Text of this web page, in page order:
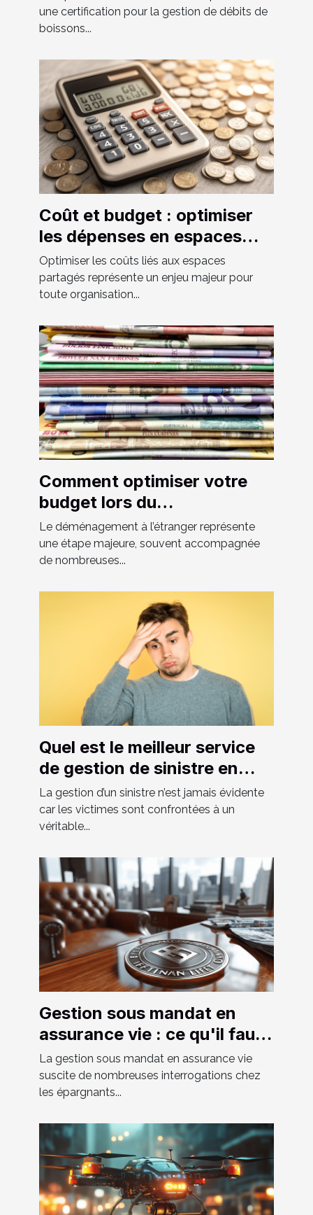
de débits de boissons ?
une certification pour la gestion de débits de
boissons...
Coût et budget : optimiser
les dépenses en espaces
partagés
Optimiser les coûts liés aux espaces
partagés représente un enjeu majeur pour
toute organisation...
Comment optimiser votre
budget lors du
déménagement à l'étranger
?
Le déménagement à l’étranger représente
une étape majeure, souvent accompagnée
de nombreuses...
Quel est le meilleur service
de gestion de sinistre en
Suisse ?
La gestion d’un sinistre n’est jamais évidente
car les victimes sont confrontées à un
véritable...
Gestion sous mandat en
assurance vie : ce qu'il faut
savoir
La gestion sous mandat en assurance vie
suscite de nombreuses interrogations chez
les épargnants...